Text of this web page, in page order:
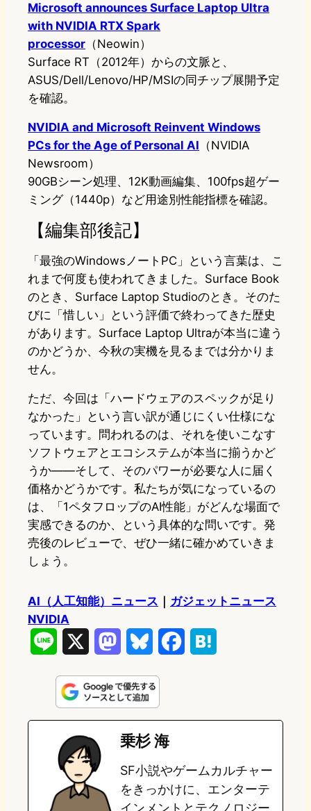
Microsoft announces Surface Laptop Ultra
with NVIDIA RTX Spark
processor （Neowin）
Surface RT（2012年）からの文脈と、
ASUS/Dell/Lenovo/HP/MSIの同チップ展開予定
を確認。
NVIDIA and Microsoft Reinvent Windows
PCs for the Age of Personal AI （NVIDIA
Newsroom）
90GBシーン処理、12K動画編集、100fps超ゲー
ミング（1440p）など用途別性能指標を確認。
【編集部後記】
「最強のWindowsノートPC」という言葉は、こ
れまで何度も使われてきました。Surface Book
のとき、Surface Laptop Studioのとき。そのた
びに「惜しい」という評価で終わってきた歴史
があります。Surface Laptop Ultraが本当に違う
のかどうか、今秋の実機を見るまでは分かりま
せん。
ただ、今回は「ハードウェアのスペックが足り
なかった」という言い訳が通じにくい仕様にな
っています。問われるのは、それを使いこなす
ソフトウェアとエコシステムが本当に揃うかど
うか——そして、そのパワーが必要な人に届く
価格かどうかです。私たちが気になっているの
は、「1ペタフロップのAI性能」がどんな場面で
実感できるのか、という具体的な問いです。発
売後のレビューで、ぜひ一緒に確かめていきま
しょう。
AI（人工知能）ニュース
ガジェットニュース
NVIDIA
n
e
s
t
o
d
o
u
e
s
k
y
e
o
o
e
a
乗杉 海
SF小説やゲームカルチャー
をきっかけに、エンターテ
インメントとテクノロジー